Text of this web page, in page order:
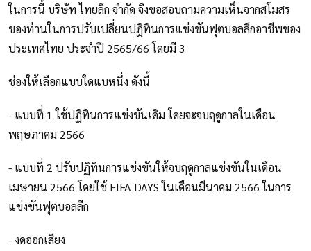
ในการนี้ บริษัท ไทยลีก จำกัด จึงขอสอบถามความเห็นจากสโมสร
ของท่านในการปรับเปลี่ยนปฏิทินการแข่งขันฟุตบอลลีกอาชีพของ
ประเทศไทย ประจำปี 2565/66 โดยมี 3
ช่องให้เลือกแบบใดแบหนึ่ง ดังนี้
- แบบที่ 1 ใช้ปฏิทินการแข่งขันเดิม โดยจะจบฤดูกาลในเดือน
พฤษภาคม 2566
- แบบที่ 2 ปรับปฏิทินการแข่งขันให้จบฤดูกาลแข่งขันในเดือน
เมษายน 2566 โดยใช้ FIFA DAYS ในเดือนมีนาคม 2566 ในการ
แข่งขันฟุตบอลลีก
- งดออกเสียง